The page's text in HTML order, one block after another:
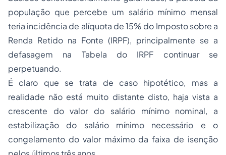
população que percebe um salário mínimo mensal
teria incidência de alíquota de 15% do Imposto sobre a
Renda Retido na Fonte (IRPF), principalmente se a
defasagem na Tabela do IRPF continuar se
perpetuando.
É claro que se trata de caso hipotético, mas a
realidade não está muito distante disto, haja vista a
crescente do valor do salário mínimo nominal, a
estabilização do salário mínimo necessário e o
congelamento do valor máximo da faixa de isenção